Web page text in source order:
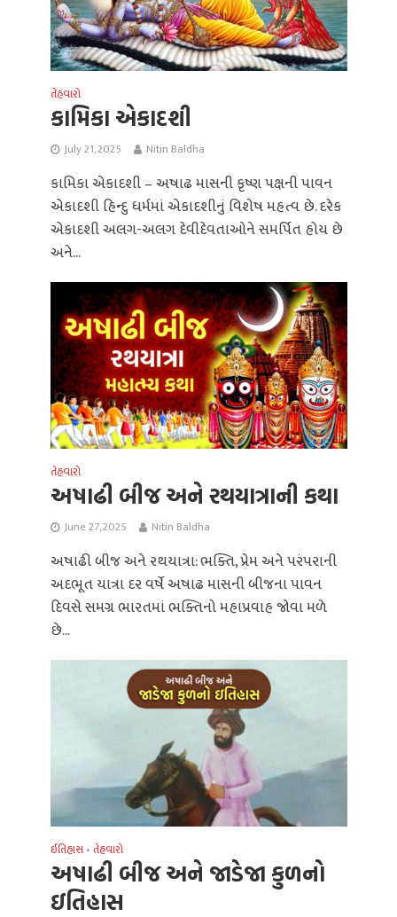
તેહવારો
કામિકા એકાદશી
July 21, 2025 Nitin Baldha
કામિકા એકાદશી – અષાઢ માસની કૃષ્ણ પક્ષની પાવન
એકાદશી હિન્દુ ધર્મમાં એકાદશીનું વિશેષ મહત્વ છે. દરેક
એકાદશી અલગ-અલગ દેવીદેવતાઓને સમર્પિત હોય છે
અને...
તેહવારો
અષાઢી બીજ અને રથયાત્રાની કથા
June 27, 2025 Nitin Baldha
અષાઢી બીજ અને રથયાત્રા: ભક્તિ, પ્રેમ અને પરંપરાની
અદભૂત યાત્રા દર વર્ષે અષાઢ માસની બીજના પાવન
દિવસે સમગ્ર ભારતમાં ભક્તિનો મહાપ્રવાહ જોવા મળે
છે...
ઈતિહાસ • તેહવારો
અષાઢી બીજ અને જાડેજા કુળનો
ઇતિહાસ